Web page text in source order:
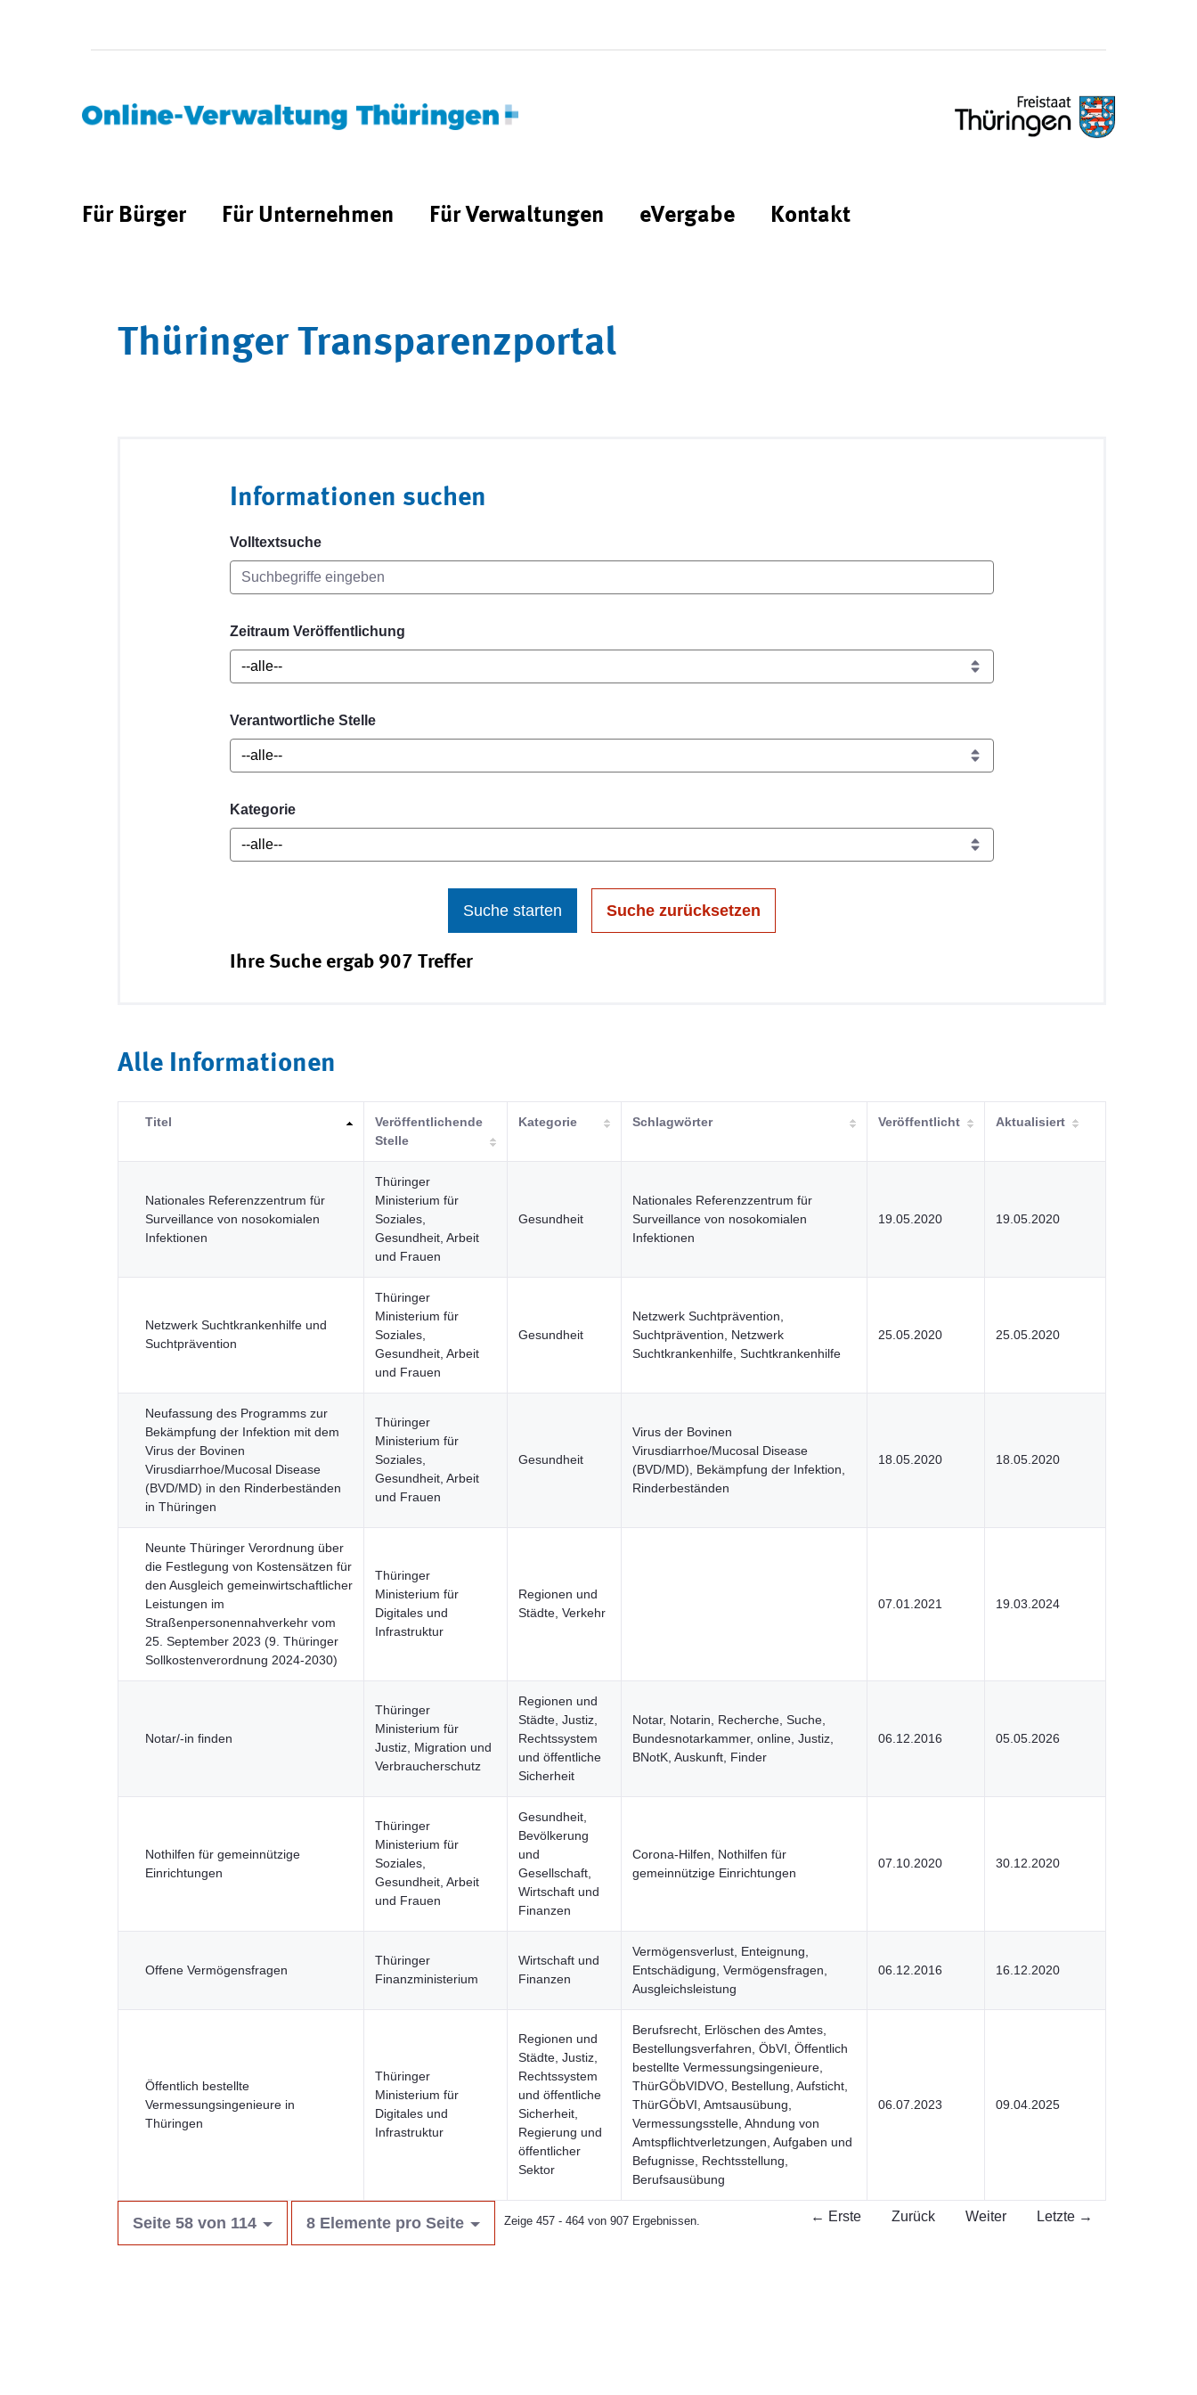
Für Bürger Für Unternehmen Für Verwaltungen eVergabe Kontakt
Thüringer Transparenzportal
Informationen suchen
Volltextsuche
Zeitraum Veröffentlichung
Verantwortliche Stelle
Kategorie
Suche starten Suche zurücksetzen
Ihre Suche ergab 907 Treffer
Alle Informationen
Titel
Veröffentlichende
Stelle
Kategorie Schlagwörter Veröffentlicht Aktualisiert
Nationales Referenzzentrum für
Surveillance von nosokomialen
Infektionen
Thüringer
Ministerium für
Soziales,
Gesundheit, Arbeit
und Frauen
Gesundheit
Nationales Referenzzentrum für
Surveillance von nosokomialen
Infektionen
19.05.2020 19.05.2020
Netzwerk Suchtkrankenhilfe und
Suchtprävention
Thüringer
Ministerium für
Soziales,
Gesundheit, Arbeit
und Frauen
Gesundheit
Netzwerk Suchtprävention,
Suchtprävention, Netzwerk
Suchtkrankenhilfe, Suchtkrankenhilfe
25.05.2020 25.05.2020
Neufassung des Programms zur
Bekämpfung der Infektion mit dem
Virus der Bovinen
Virusdiarrhoe/Mucosal Disease
(BVD/MD) in den Rinderbeständen
in Thüringen
Thüringer
Ministerium für
Soziales,
Gesundheit, Arbeit
und Frauen
Gesundheit
Virus der Bovinen
Virusdiarrhoe/Mucosal Disease
(BVD/MD), Bekämpfung der Infektion,
Rinderbeständen
18.05.2020 18.05.2020
Neunte Thüringer Verordnung über
die Festlegung von Kostensätzen für
den Ausgleich gemeinwirtschaftlicher
Leistungen im
Straßenpersonennahverkehr vom
25. September 2023 (9. Thüringer
Sollkostenverordnung 2024-2030)
Thüringer
Ministerium für
Digitales und
Infrastruktur
Regionen und
Städte, Verkehr
07.01.2021 19.03.2024
Notar/-in finden
Thüringer
Ministerium für
Justiz, Migration und
Verbraucherschutz
Regionen und
Städte, Justiz,
Rechtssystem
und öffentliche
Sicherheit
Notar, Notarin, Recherche, Suche,
Bundesnotarkammer, online, Justiz,
BNotK, Auskunft, Finder
06.12.2016 05.05.2026
Nothilfen für gemeinnützige
Einrichtungen
Thüringer
Ministerium für
Soziales,
Gesundheit, Arbeit
und Frauen
Gesundheit,
Bevölkerung
und
Gesellschaft,
Wirtschaft und
Finanzen
Corona-Hilfen, Nothilfen für
gemeinnützige Einrichtungen
07.10.2020 30.12.2020
Offene Vermögensfragen
Thüringer
Finanzministerium
Wirtschaft und
Finanzen
Vermögensverlust, Enteignung,
Entschädigung, Vermögensfragen,
Ausgleichsleistung
06.12.2016 16.12.2020
Öffentlich bestellte
Vermessungsingenieure in
Thüringen
Thüringer
Ministerium für
Digitales und
Infrastruktur
Regionen und
Städte, Justiz,
Rechtssystem
und öffentliche
Sicherheit,
Regierung und
öffentlicher
Sektor
Berufsrecht, Erlöschen des Amtes,
Bestellungsverfahren, ÖbVI, Öffentlich
bestellte Vermessungsingenieure,
ThürGÖbVIDVO, Bestellung, Aufsticht,
ThürGÖbVI, Amtsausübung,
Vermessungsstelle, Ahndung von
Amtspflichtverletzungen, Aufgaben und
Befugnisse, Rechtsstellung,
Berufsausübung
06.07.2023 09.04.2025
Seite 58 von 114 8 Elemente pro Seite Zeige 457 - 464 von 907 Ergebnissen. ← Erste Zurück Weiter Letzte →